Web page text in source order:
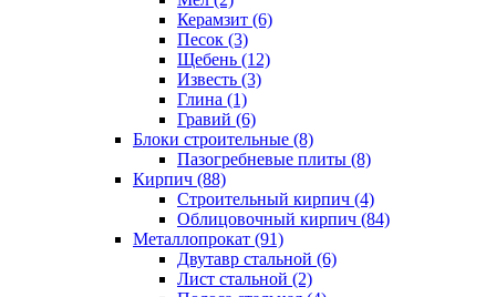
Керамзит (6)
Песок (3)
Щебень (12)
Известь (3)
Глина (1)
Гравий (6)
Блоки строительные (8)
Пазогребневые плиты (8)
Кирпич (88)
Строительный кирпич (4)
Облицовочный кирпич (84)
Металлопрокат (91)
Двутавр стальной (6)
Лист стальной (2)